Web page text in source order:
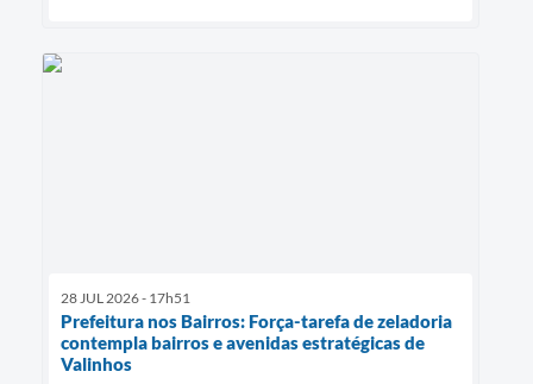
28 JUL 2026 - 17h51
Prefeitura nos Bairros: Força-tarefa de zeladoria
contempla bairros e avenidas estratégicas de
Valinhos